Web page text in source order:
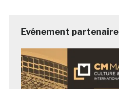
Evénement partenaire